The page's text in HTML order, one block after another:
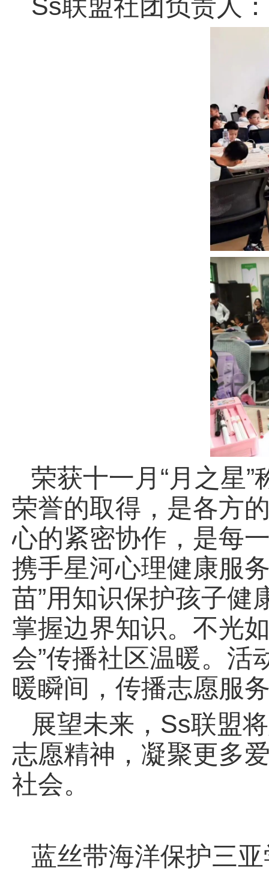
Ss联盟社团负责人：
荣获十一月“月之星
荣誉的取得，是各方
心的紧密协作，是每
携手星河心理健康服
苗”用知识保护孩子健
掌握边界知识。不光
会”传播社区温暖。活
暖瞬间，传播志愿服
展望未来，Ss联盟
志愿精神，凝聚更多
社会。
蓝丝带海洋保护三